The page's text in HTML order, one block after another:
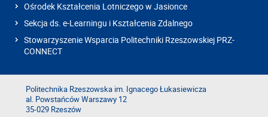
Ośrodek Kształcenia Lotniczego w Jasionce
Sekcja ds. e-Learningu i Kształcenia Zdalnego
Stowarzyszenie Wsparcia Politechniki Rzeszowskiej PRZ-
CONNECT
Politechnika Rzeszowska im. Ignacego Łukasiewicza
al. Powstańców Warszawy 12
35-029 Rzeszów